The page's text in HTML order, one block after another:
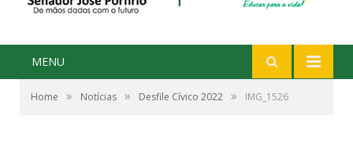
MENU
Home » Notícias » Desfile Cívico 2022 » IMG_1526